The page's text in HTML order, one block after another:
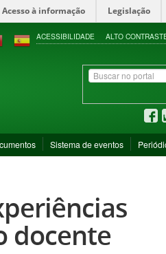
Acesso à informação Legislação
ACESSIBILIDADE ALTO
Sistema de eventos
docente